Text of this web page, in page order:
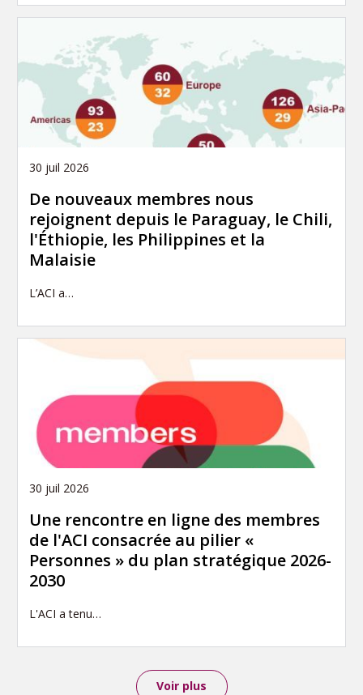
30 juil 2026
De nouveaux membres nous
rejoignent depuis le Paraguay, le Chili,
l'Éthiopie, les Philippines et la
Malaisie
L’ACI a…
30 juil 2026
Une rencontre en ligne des membres
de l'ACI consacrée au pilier «
Personnes » du plan stratégique 2026-
2030
L'ACI a tenu…
Voir plus